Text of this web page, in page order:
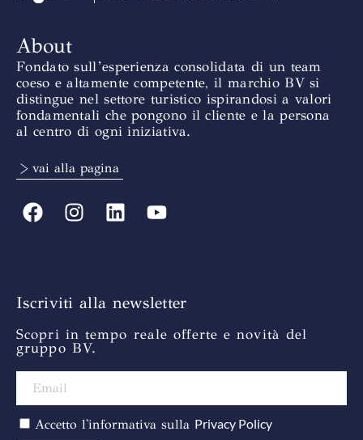
About
Fondato sull’esperienza consolidata di un team
coeso e altamente competente, il marchio BV si
distingue nel settore turistico ispirandosi a valori
fondamentali che pongono il cliente e la persona
al centro di ogni iniziativa.
> vai alla pagina
Iscriviti alla newsletter
Scopri in tempo reale offerte e novità del
gruppo BV.
Accetto l'informativa sulla Privacy Policy